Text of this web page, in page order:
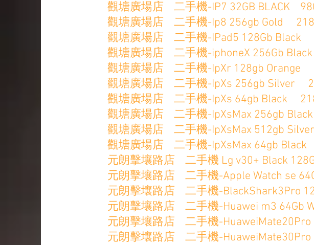
觀塘廣場店 二手機-IP7 32GB BLACK
觀塘廣場店 二手機-Ip8 256gb Gold
觀塘廣場店 二手機-IPad5 128Gb Black
觀塘廣場店 二手機-iphoneX 256Gb
觀塘廣場店 二手機-IpXr 128gb Orange
觀塘廣場店 二手機-IpXs 256gb Silver
觀塘廣場店 二手機-IpXs 64gb Black
觀塘廣場店 二手機-IpXsMax 256gb
觀塘廣場店 二手機-IpXsMax 512gb
觀塘廣場店 二手機-IpXsMax 64gb
元朗擊壤路店 二手機 Lg v30+ Black
元朗擊壤路店 二手機-Apple Watch se
元朗擊壤路店 二手機-BlackShark3Pro
元朗擊壤路店 二手機-Huawei m3 64Gb
元朗擊壤路店 二手機-
元朗擊壤路店 二手機-